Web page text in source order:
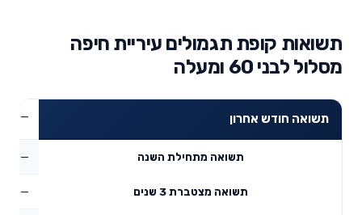
תשואות קופת תגמולים עיריית חיפה
מסלול לבני 60 ומעלה
תשואה חודש אחרון —
תשואה מתחילת השנה —
תשואה מצטברת 3 שנים —